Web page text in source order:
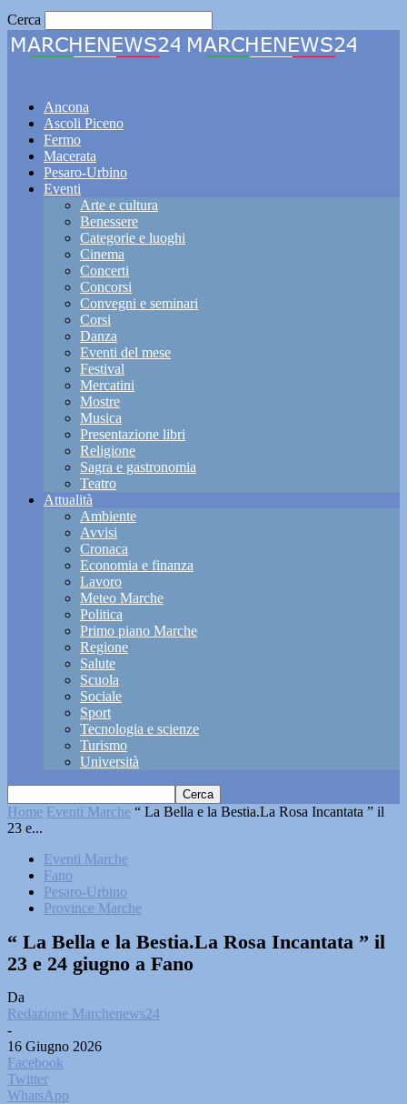
Cerca
Ancona
Ascoli Piceno
Fermo
Macerata
Pesaro-Urbino
Eventi
Arte e cultura
Benessere
Categorie e luoghi
Cinema
Concerti
Concorsi
Convegni e seminari
Corsi
Danza
Eventi del mese
Festival
Mercatini
Mostre
Musica
Presentazione libri
Religione
Sagra e gastronomia
Teatro
Attualità
Ambiente
Avvisi
Cronaca
Economia e finanza
Lavoro
Meteo Marche
Politica
Primo piano Marche
Regione
Salute
Scuola
Sociale
Sport
Tecnologia e scienze
Turismo
Università
Home Eventi Marche “ La Bella e la Bestia.La Rosa Incantata ” il
23 e...
Eventi Marche
Fano
Pesaro-Urbino
Province Marche
“ La Bella e la Bestia.La Rosa Incantata ” il
23 e 24 giugno a Fano
Da
Redazione Marchenews24
-
16 Giugno 2026
Facebook
Twitter
WhatsApp